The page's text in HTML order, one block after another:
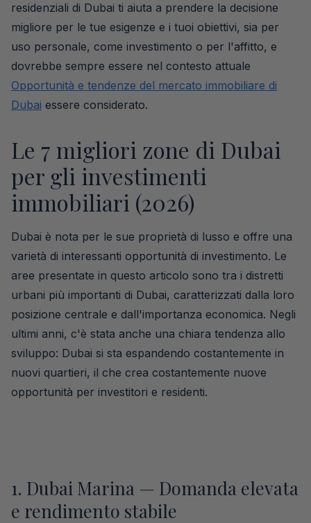
residenziali di Dubai ti aiuta a prendere la decisione
migliore per le tue esigenze e i tuoi obiettivi, sia per
uso personale, come investimento o per l'affitto, e
dovrebbe sempre essere nel contesto attuale
Opportunità e tendenze del mercato immobiliare di
Dubai essere considerato.
Le 7 migliori zone di Dubai
per gli investimenti
immobiliari (2026)
Dubai è nota per le sue proprietà di lusso e offre una
varietà di interessanti opportunità di investimento. Le
aree presentate in questo articolo sono tra i distretti
urbani più importanti di Dubai, caratterizzati dalla loro
posizione centrale e dall'importanza economica. Negli
ultimi anni, c'è stata anche una chiara tendenza allo
sviluppo: Dubai si sta espandendo costantemente in
nuovi quartieri, il che crea costantemente nuove
opportunità per investitori e residenti.
1. Dubai Marina — Domanda elevata
e rendimento stabile